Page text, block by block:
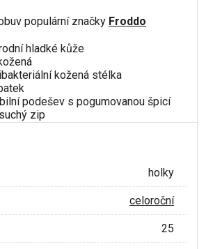
populární značky Froddo
hladké kůže
kožená stélka
podešev s pogumovanou špicí
zip
holky
celoroční
25